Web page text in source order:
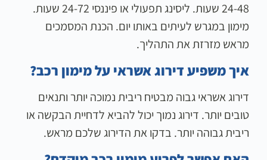
24-48 שעות. ליסינג תפעולי או פיננסי 24-72 שעות.
מימון במגרש לעיתים באותו יום. הכנת המסמכים
מראש מזרזת את התהליך.
איך משפיע דירוג אשראי על מימון רכב?
דירוג אשראי גבוה מבטיח ריבית נמוכה יותר ותנאים
טובים יותר. דירוג נמוך יכול להביא לדחיית הבקשה או
ריבית גבוהה יותר. בדקו את הדירוג שלכם מראש.